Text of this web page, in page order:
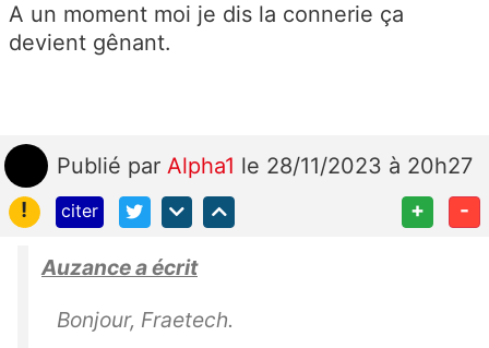
A un moment moi je dis la connerie ça
devient gênant.
Publié par Alpha1 le 28/11/2023 à 20h27
!
citer + -
Auzance a écrit
Bonjour, Fraetech.